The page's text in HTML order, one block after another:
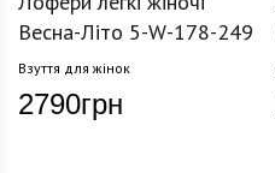
Весна-Літо 5-W-178-249
Взуття для жінок
2790грн